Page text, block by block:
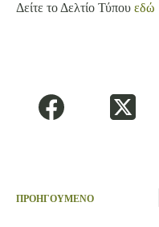
Δείτε το Δελτίο Τύπου εδώ
ΠΡΟΗΓΟΥΜΕΝΟ